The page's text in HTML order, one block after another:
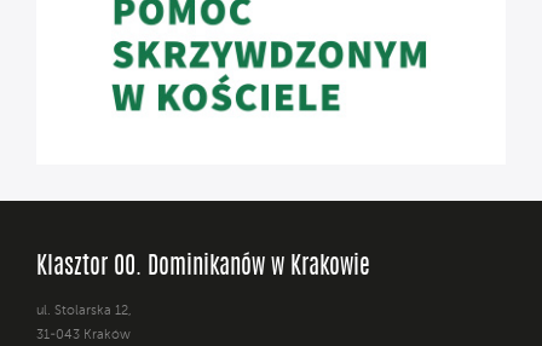
Klasztor OO. Dominikanów w Krakowie
ul. Stolarska 12,
31-043 Kraków